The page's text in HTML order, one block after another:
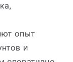
опыт
и